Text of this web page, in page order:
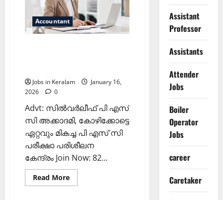
Accountant
Jobs in Keralam
January 16,
2026
0
Advt: സില്‍വര്‍ലീഫ് പി എസ്
സി അക്കാദമി, കോഴിക്കോട്ടെ
ഏറ്റവും മികച്ച പി എസ് സി
പരീക്ഷാ പരിശീലന
കേന്ദ്രം Join Now: 82...
Read MoreRead
more
Assistant
Professor
Assistants
Attender
Jobs
Boiler
Operator
Jobs
career
Caretaker